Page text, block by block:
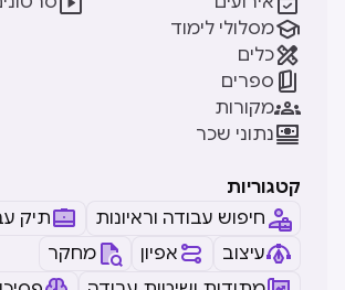
מסלולי לימוד
כלים
ספרים 
מקורות
נתוני שכר
קטגוריות
חיפוש עבודה וראיונות
תיק
עיצוב
אפיון
מחקר